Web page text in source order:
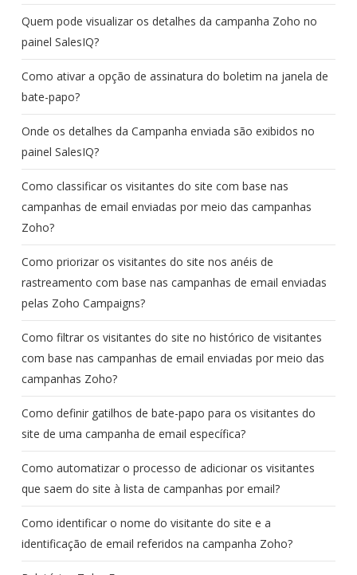
Quem pode visualizar os detalhes da campanha Zoho no
painel SalesIQ?
Como ativar a opção de assinatura do boletim na janela de
bate-papo?
Onde os detalhes da Campanha enviada são exibidos no
painel SalesIQ?
Como classificar os visitantes do site com base nas
campanhas de email enviadas por meio das campanhas
Zoho?
Como priorizar os visitantes do site nos anéis de
rastreamento com base nas campanhas de email enviadas
pelas Zoho Campaigns?
Como filtrar os visitantes do site no histórico de visitantes
com base nas campanhas de email enviadas por meio das
campanhas Zoho?
Como definir gatilhos de bate-papo para os visitantes do
site de uma campanha de email específica?
Como automatizar o processo de adicionar os visitantes
que saem do site à lista de campanhas por email?
Como identificar o nome do visitante do site e a
identificação de email referidos na campanha Zoho?